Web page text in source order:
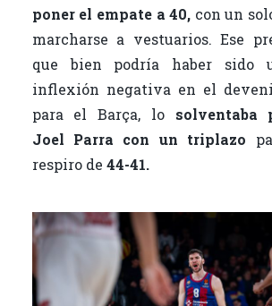
poner el empate a 40, con un
marcharse a vestuarios. Ese
que bien podría haber sido
inflexión negativa en el
para el Barça, losolventaba
Joel Parra con un triplazo
respiro de 44-41.